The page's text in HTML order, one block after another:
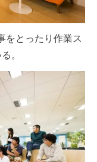
をとったり作業ス
。